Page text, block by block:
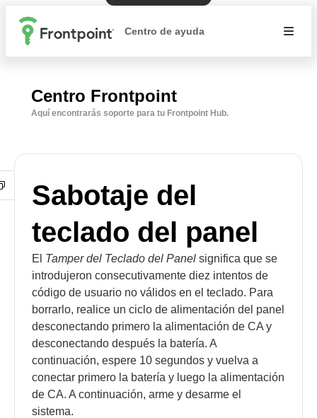
Centro de ayuda
Centro Frontpoint
Aquí encontrarás soporte para tu Frontpoint Hub.
Sabotaje del
teclado del panel
El Tamper del Teclado del Panel significa que se
introdujeron consecutivamente diez intentos de
código de usuario no válidos en el teclado. Para
borrarlo, realice un ciclo de alimentación del panel
desconectando primero la alimentación de CA y
desconectando después la batería. A
continuación, espere 10 segundos y vuelva a
conectar primero la batería y luego la alimentación
de CA. A continuación, arme y desarme el
sistema.